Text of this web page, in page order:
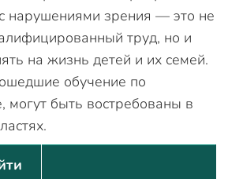
нарушениями зрения — это не
труд, но и
на жизнь детей и их семей.
обучение по
могут быть востребованы в